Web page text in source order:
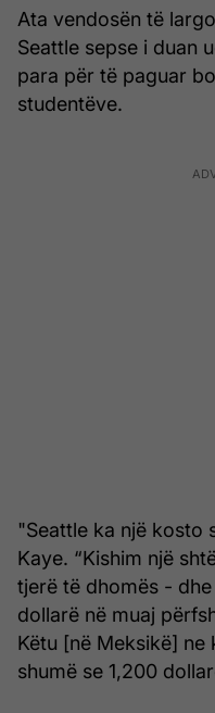
Ata vendosën të
Seattle sepse i duan
para për të paguar
studentëve.
"Seattle ka një kosto
Kaye. “Kishim një
tjerë të dhomës -
dollarë në muaj
Këtu [në Meksikë]
shumë se 1,200